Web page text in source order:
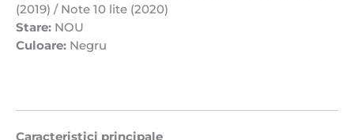
(2019) / Note 10 lite (2020)
Stare: NOU
Culoare: Negru
Caracteristici principale